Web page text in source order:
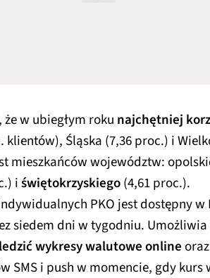
w ubiegłym roku najchętniej
klientów), Śląska (7,36 proc.) i
mieszkańców województw:
iświętokrzyskiego(4,61 proc.).
PKO jest dostępny w
siedem dni w tygodniu.
wykresy walutowe online
SMS i push w momencie, gdy kurs